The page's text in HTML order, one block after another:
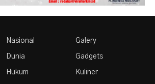
Nasional
Dunia
Hukum
Galery
Gadgets
Kuliner